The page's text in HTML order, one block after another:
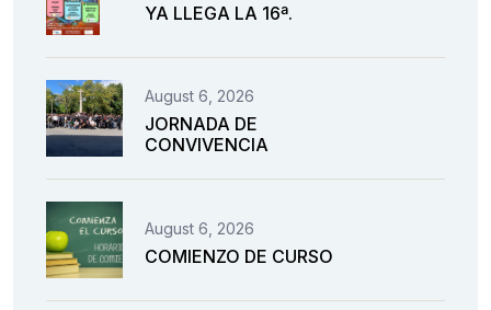
YA LLEGA LA 16ª.
August 6, 2026
JORNADA DE
CONVIVENCIA
August 6, 2026
COMIENZO DE CURSO